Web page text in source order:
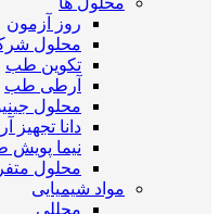
روز آزمون
محلول
تکوین طب
آرطی طب
محلول
دانا تجهیز
نیما
محلول
مواد شیمیایی
مجللی